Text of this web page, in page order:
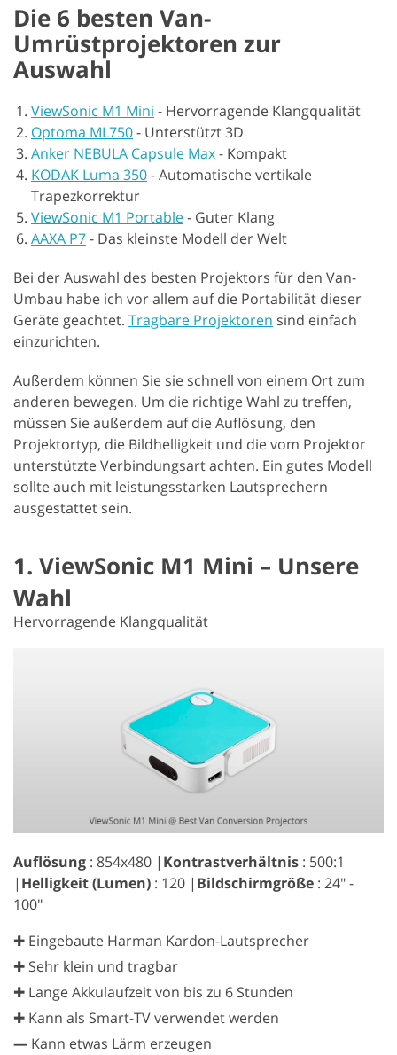
Die 6 besten Van-
Umrüstprojektoren zur
Auswahl
ViewSonic M1 Mini - Hervorragende Klangqualität
Optoma ML750- Unterstützt 3D
Anker NEBULA Capsule Max- Kompakt
KODAK Luma 350-Automatische vertikale
Trapezkorrektur
ViewSonic M1 Portable- Guter Klang
AAXA P7- Das kleinste Modell der Welt
Bei der Auswahl des besten Projektors für den Van-
Umbau habe ich vor allem auf die Portabilität dieser
Geräte geachtet. Tragbare Projektoren sind einfach
einzurichten.
Außerdem können Sie sie schnell von einem Ort zum
anderen bewegen. Um die richtige Wahl zu treffen,
müssen Sie außerdem auf die Auflösung, den
Projektortyp, die Bildhelligkeit und die vom Projektor
unterstützte Verbindungsart achten. Ein gutes Modell
sollte auch mit leistungsstarken Lautsprechern
ausgestattet sein.
1. ViewSonic M1 Mini – Unsere
Wahl
Hervorragende Klangqualität
Auflösung : 854x480 | Kontrastverhältnis : 500:1
| Helligkeit (Lumen) : 120 | Bildschirmgröße : 24" -
100"
✚ Eingebaute Harman Kardon-Lautsprecher
✚ Sehr klein und tragbar
✚ Lange Akkulaufzeit von bis zu 6 Stunden
✚ Kann als Smart-TV verwendet werden
— Kann etwas Lärm erzeugen